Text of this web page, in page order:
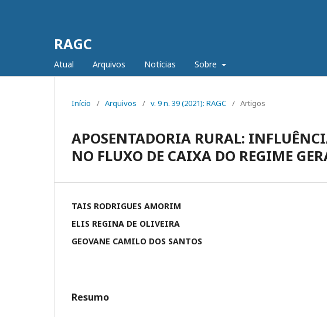
RAGC
Atual Arquivos Notícias Sobre
Início / Arquivos / v. 9 n. 39 (2021): RAGC / Artigos
APOSENTADORIA RURAL:
NO FLUXO DE CAIXA DO REGIME
TAIS RODRIGUES AMORIM
ELIS REGINA DE OLIVEIRA
GEOVANE CAMILO DOS SANTOS
Resumo